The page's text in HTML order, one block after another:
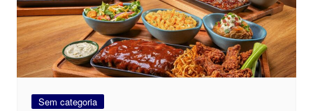
Sem categoria